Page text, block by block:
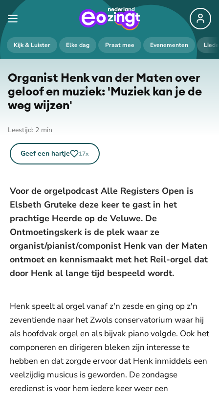
Kijk & Luister Elke dag Praat mee Evenementen
De weergave van deze video vereist jouw
toestemming voor social media cookies.
Organist Henk van der Maten over
geloof en muziek: 'Muziek kan je de
weg wijzen'
Leestijd: 2 min
Geef een hartje 17x
Voor de orgelpodcast Alle Registers Open is
Elsbeth Gruteke deze keer te gast in het
prachtige Heerde op de Veluwe. De
Ontmoetingskerk is de plek waar ze
organist/pianist/componist Henk van der Maten
ontmoet en kennismaakt met het Reil-orgel dat
door Henk al lange tijd bespeeld wordt.
Henk speelt al orgel vanaf z'n zesde en ging op z'n
zeventiende naar het Zwols conservatorium waar hij
als hoofdvak orgel en als bijvak piano volgde. Ook het
componeren en dirigeren bleken zijn interesse te
hebben en dat zorgde ervoor dat Henk inmiddels een
veelzijdig musicus is geworden. De zondagse
eredienst is voor hem iedere keer weer een